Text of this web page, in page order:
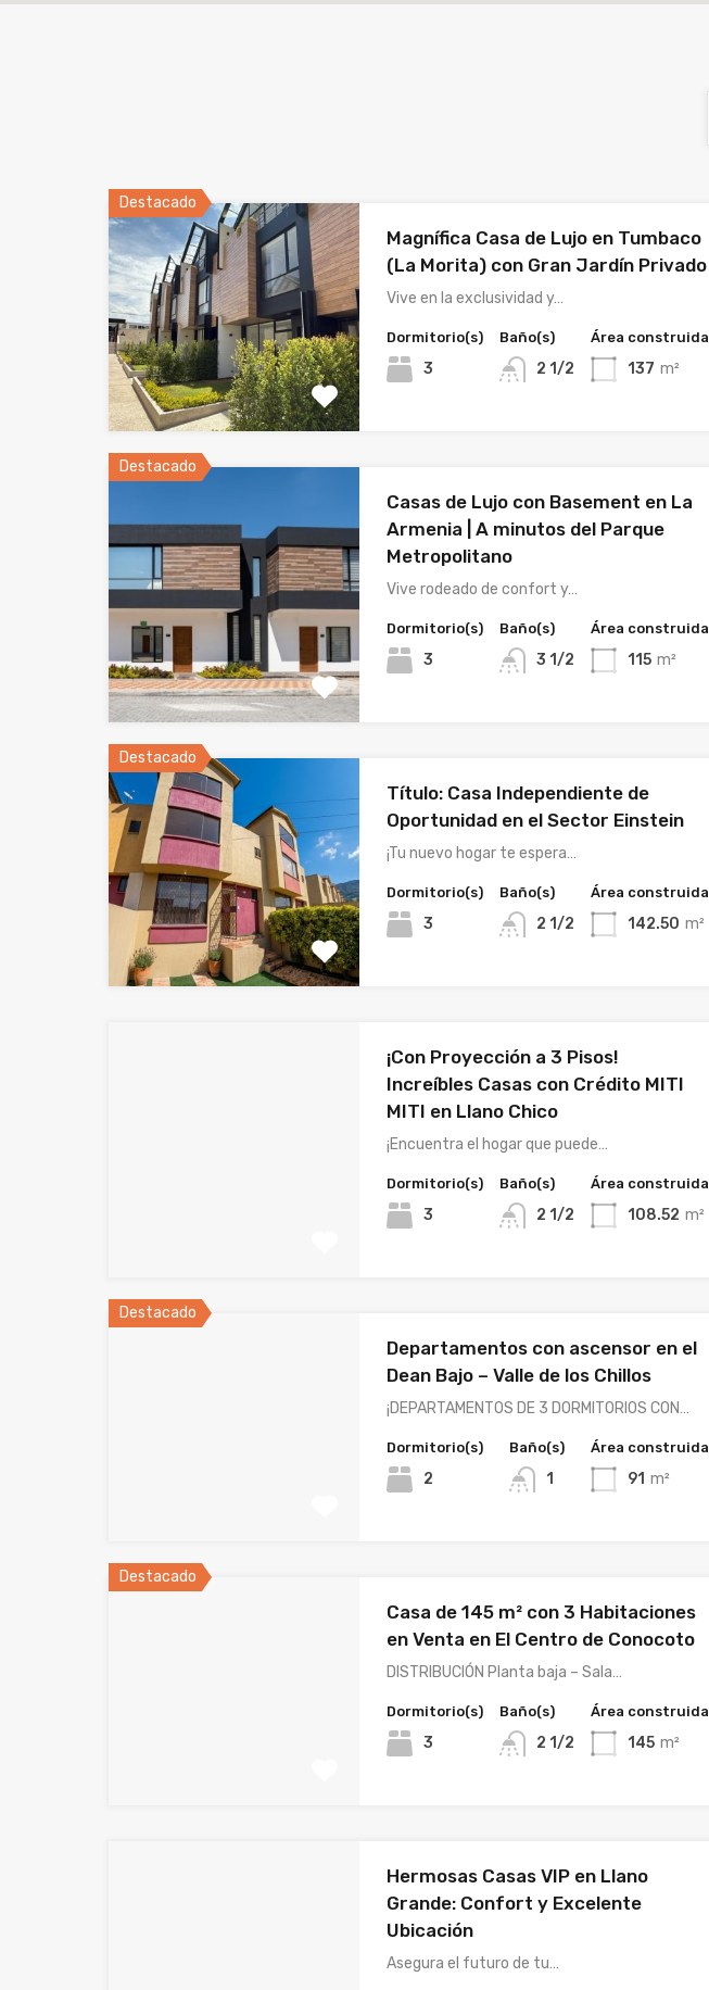
Destacado
Magnífica Casa de Lujo en Tumbaco
(La Morita) con Gran Jardín Privado
Vive en la exclusividad y…
Dormitorio(s)
3
Baño(s)
2 1/2
Área construida
137 m²
Destacado
Casas de Lujo con Basement en La
Armenia | A minutos del Parque
Metropolitano
Vive rodeado de confort y…
Dormitorio(s)
3
Baño(s)
3 1/2
Área construida
115 m²
Destacado
Título: Casa Independiente de
Oportunidad en el Sector Einstein
¡Tu nuevo hogar te espera…
Dormitorio(s)
3
Baño(s)
2 1/2
Área construida
142.50 m²
¡Con Proyección a 3 Pisos!
Increíbles Casas con Crédito MITI
MITI en Llano Chico
¡Encuentra el hogar que puede…
Dormitorio(s)
3
Baño(s)
2 1/2
Área construida
108.52 m²
Destacado
Departamentos con ascensor en el
Dean Bajo – Valle de los Chillos
¡DEPARTAMENTOS DE 3 DORMITORIOS CON…
Dormitorio(s)
2
Baño(s)
1
Área construida
91 m²
Destacado
Casa de 145 m² con 3 Habitaciones
en Venta en El Centro de Conocoto
DISTRIBUCIÓN Planta baja – Sala…
Dormitorio(s)
3
Baño(s)
2 1/2
Área construida
145 m²
Hermosas Casas VIP en Llano
Grande: Confort y Excelente
Ubicación
Asegura el futuro de tu…